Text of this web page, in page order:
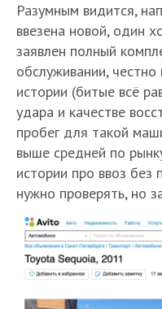
Разумным видится,
ввезена новой, один
заявлен полный
обслуживании,
истории (битые всё
удара и качестве
пробег для такой
выше средней по
истории про ввоз без
нужно проверять, но